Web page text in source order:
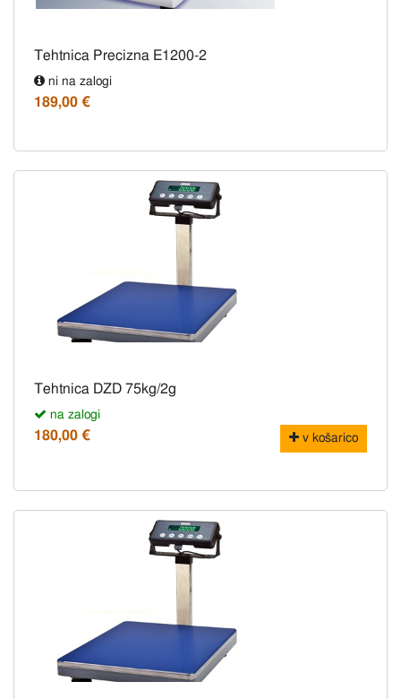
Tehtnica Precizna E1200-2
ni na zalogi
189,00 €
Tehtnica DZD 75kg/2g
na zalogi
180,00 € v košarico